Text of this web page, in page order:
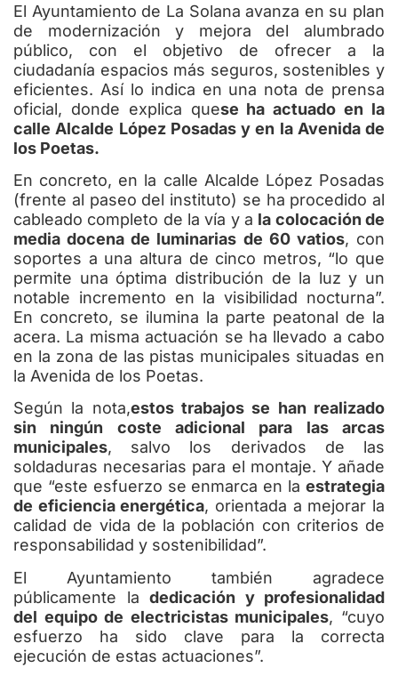
El Ayuntamiento de La Solana avanza en su plan
de modernización y mejora del alumbrado
público, con el objetivo de ofrecer a la
ciudadanía espacios más seguros, sostenibles y
eficientes. Así lo indica en una nota de prensa
oficial, donde explica quese ha actuado en la
calle Alcalde López Posadas y en la Avenida de
los Poetas.
En concreto, en la calle Alcalde López Posadas
(frente al paseo del instituto) se ha procedido al
cableado completo de la vía y a la colocación de
media docena de luminarias de 60 vatios, con
soportes a una altura de cinco metros, “lo que
permite una óptima distribución de la luz y un
notable incremento en la visibilidad nocturna”.
En concreto, se ilumina la parte peatonal de la
acera. La misma actuación se ha llevado a cabo
en la zona de las pistas municipales situadas en
la Avenida de los Poetas.
Según la nota,estos trabajos se han realizado
sin ningún coste adicional para las arcas
municipales, salvo los derivados de las
soldaduras necesarias para el montaje. Y añade
que “este esfuerzo se enmarca en la estrategia
de eficiencia energética, orientada a mejorar la
calidad de vida de la población con criterios de
responsabilidad y sostenibilidad”.
El Ayuntamiento también agradece
públicamente la dedicación y profesionalidad
del equipo de electricistas municipales, “cuyo
esfuerzo ha sido clave para la correcta
ejecución de estas actuaciones”.